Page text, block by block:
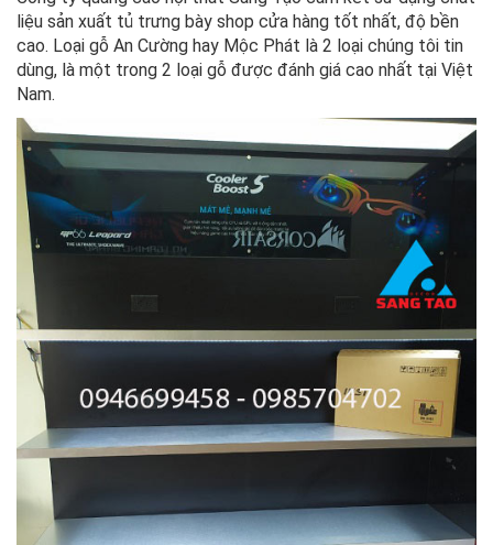
liệu sản xuất tủ trưng bày shop cửa hàng tốt nhất, độ bền
cao. Loại gỗ An Cường hay Mộc Phát là 2 loại chúng tôi tin
dùng, là một trong 2 loại gỗ được đánh giá cao nhất tại Việt
Nam.